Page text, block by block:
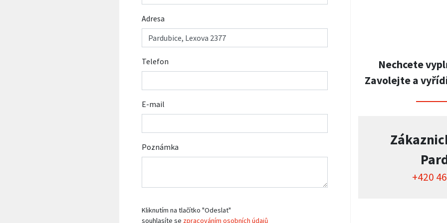
Adresa
Telefon
E-mail
Poznámka
Kliknutím na tlačítko "Odeslat"
souhlasíte se zpracováním osobních údajů
Nechcete
Zavolejte a
+420